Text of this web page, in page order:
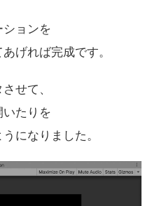
ョンを
げれば完成です。
せて、
たりを
になりました。